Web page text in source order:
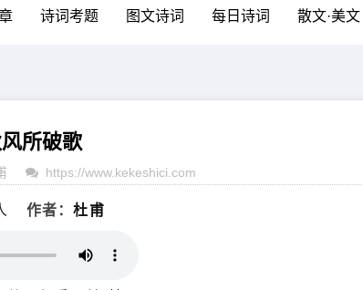
诗词考题 图文诗词 每日诗词 散文·美文
所破歌
https://www.kekeshici.com
作者：杜甫